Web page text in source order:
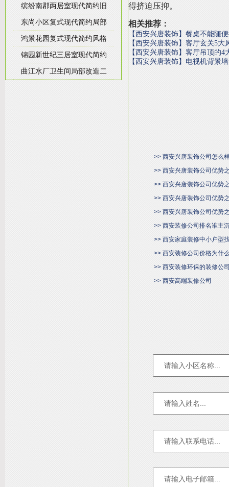
缤纷南郡两居室现代简约旧
东尚小区复式现代简约局部
鸿景花园复式现代简约风格
锦园新世纪三居室现代简约
曲江水厂卫生间局部改造二
得挤迫压抑。
相关推荐：
【西安兴唐装饰】餐桌不能随
【西安兴唐装饰】客厅玄关5大
【西安兴唐装饰】客厅吊顶的4
【西安兴唐装饰】电视机背景
>> 西安兴唐装饰公司怎么
>> 西安兴唐装饰公司优势
>> 西安兴唐装饰公司优势
>> 西安兴唐装饰公司优势
>> 西安兴唐装饰公司优势
>> 西安装修公司排名谁主
>> 西安家庭装修中小户型
>> 西安装修公司价格为什
>> 西安装修环保的装修公
>> 西安高端装修公司